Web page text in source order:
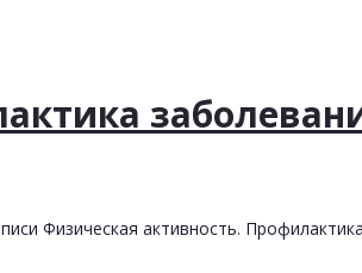
Физическая активность.